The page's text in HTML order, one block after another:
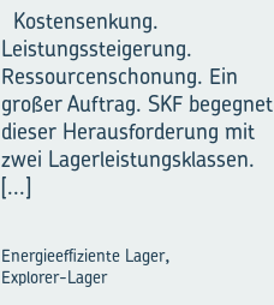
Kostensenkung.
Leistungssteigerung.
Ressourcenschonung. Ein
großer Auftrag. SKF begegnet
dieser Herausforderung mit
zwei Lagerleistungsklassen.
[...]
Energieeffiziente Lager,
Explorer-Lager